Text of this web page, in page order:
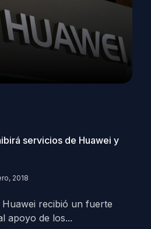
servicios de Huawei y
2018
recibió un fuerte
apoyo de los...